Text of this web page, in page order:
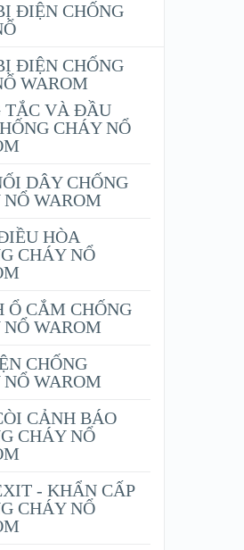
ĐIỆN CHỐNG
ĐIỆN CHỐNG
WAROM
TẮC VÀ ĐẦU
CHÁY NỔ
DÂY CHỐNG
WAROM
HÒA
CHÁY NỔ
Ổ CẮM CHỐNG
WAROM
CHỐNG
WAROM
CẢNH BÁO
CHÁY NỔ
- KHẨN CẤP
CHÁY NỔ